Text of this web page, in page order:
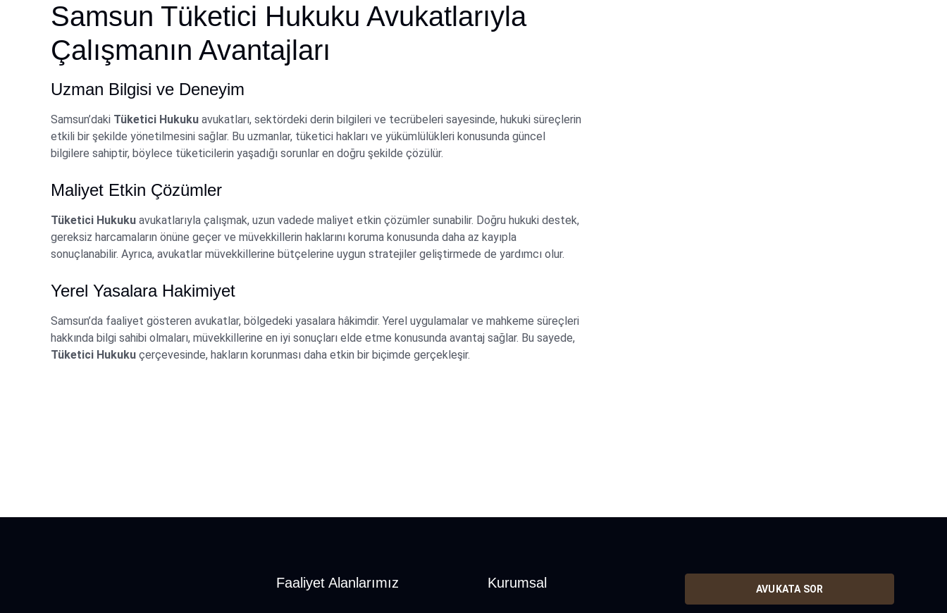
Samsun Tüketici Hukuku Avukatlarıyla
Çalışmanın Avantajları
Uzman Bilgisi ve Deneyim
Samsun’daki Tüketici Hukuku avukatları, sektördeki derin bilgileri ve tecrübeleri sayesinde, hukuki süreçlerin
etkili bir şekilde yönetilmesini sağlar. Bu uzmanlar, tüketici hakları ve yükümlülükleri konusunda güncel
bilgilere sahiptir, böylece tüketicilerin yaşadığı sorunlar en doğru şekilde çözülür.
Maliyet Etkin Çözümler
Tüketici Hukuku avukatlarıyla çalışmak, uzun vadede maliyet etkin çözümler sunabilir. Doğru hukuki destek,
gereksiz harcamaların önüne geçer ve müvekkillerin haklarını koruma konusunda daha az kayıpla
sonuçlanabilir. Ayrıca, avukatlar müvekkillerine bütçelerine uygun stratejiler geliştirmede de yardımcı olur.
Yerel Yasalara Hakimiyet
Samsun’da faaliyet gösteren avukatlar, bölgedeki yasalara hâkimdir. Yerel uygulamalar ve mahkeme süreçleri
hakkında bilgi sahibi olmaları, müvekkillerine en iyi sonuçları elde etme konusunda avantaj sağlar. Bu sayede,
Tüketici Hukuku çerçevesinde, hakların korunması daha etkin bir biçimde gerçekleşir.
Faaliyet Alanlarımız Kurumsal AVUKATA SOR